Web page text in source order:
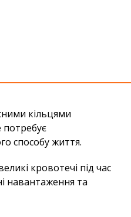
кільцями
потребує
способу життя.
кровотечі під час
навантаження та